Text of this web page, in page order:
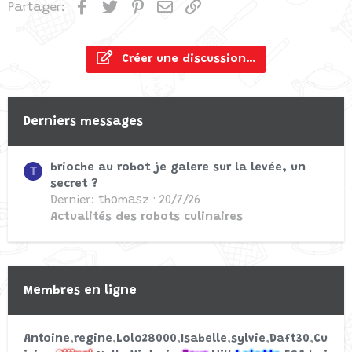
Commencé par Gaëlle Akoun
Discussions libres
sont prix ? Dossier complet
Commencé par Viviane
19/4/20
Réponses: 0
Cookeasy+
Partager: FacebookTwitterPinterest
Email
Créer une discussion…
Derniers messages
T
brioche au robot je galere sur la levée, un
secret ?
Dernier: thomasz
20/7/26
Actualités des robots culinaires
Membres en ligne
Antoine regine Lolo28000 Isabelle sylvie Daft30 Cu